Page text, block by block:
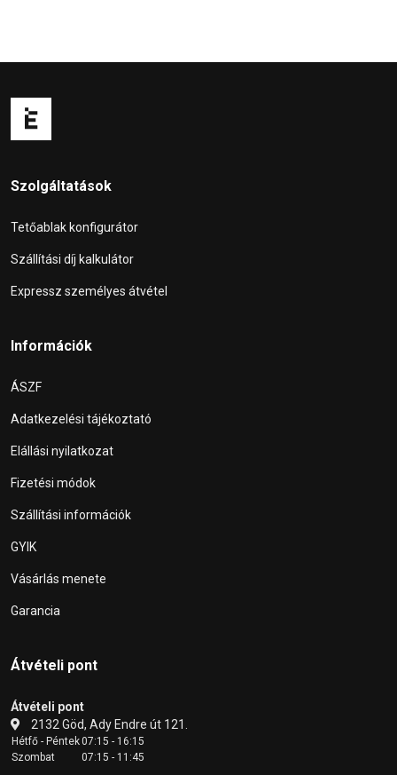
Szolgáltatások
Tetőablak konfigurátor
Szállítási díj kalkulátor
Expressz személyes átvétel
Információk
ÁSZF
Adatkezelési tájékoztató
Elállási nyilatkozat
Fizetési módok
Szállítási információk
GYIK
Vásárlás menete
Garancia
Átvételi pont
Átvételi pont
2132 Göd, Ady Endre út 121.
Hétfő - Péntek07:15 - 16:15
Szombat
07:15 - 11:45